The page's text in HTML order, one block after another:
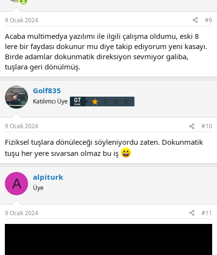
9 Ocak 2024 #9
Acaba multimedya yazılımı ile ilgili çalışma oldumu, eski 8
lere bir faydası dokunur mu diye takip ediyorum yeni kasayı.
Birde adamlar dokunmatik direksiyon sevmiyor galiba,
tuşlara geri dönülmüş.
Golf835
Katılımcı Üye
9 Ocak 2024 #10
Fiziksel tuşlara dönüleceği söyleniyordu zaten. Dokunmatik
tuşu her yere sıvarsan olmaz bu iş
A alpiturk
Üye
9 Ocak 2024 #11